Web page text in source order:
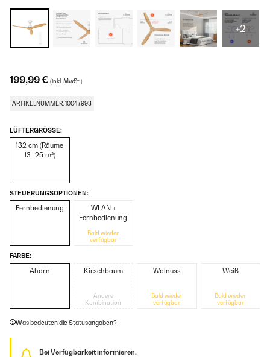
+2
199,99 € (inkl. MwSt.)
ARTIKELNUMMER: 10047993
LÜFTERGRÖSSE:
132 cm (Räume
13–25 m²)
STEUERUNGSOPTIONEN:
Fernbedienung
WLAN +
Fernbedienung
Bald wieder
verfügbar
FARBE:
Ahorn Kirschbaum
Andere
Kombination
Walnuss
Bald wieder
verfügbar
Weiß
Bald wieder
verfügbar
Was bedeuten die Statusangaben?
Bei Verfügbarkeit informieren.